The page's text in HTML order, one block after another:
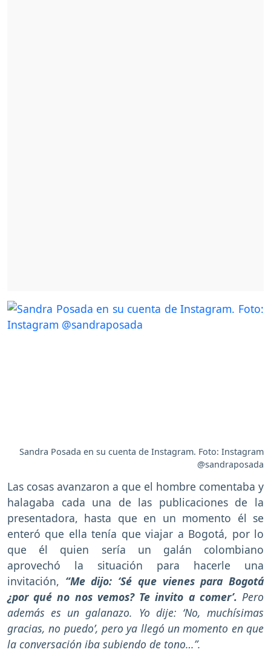
Sandra Posada en su cuenta de Instagram. Foto: Instagram
@sandraposada
Las cosas avanzaron a que el hombre comentaba y
halagaba cada una de las publicaciones de la
presentadora, hasta que en un momento él se
enteró que ella tenía que viajar a Bogotá, por lo
que él quien sería un galán colombiano
aprovechó la situación para hacerle una
invitación, “Me dijo: ‘Sé que vienes para Bogotá
¿por qué no nos vemos? Te invito a comer’. Pero
además es un galanazo. Yo dije: ‘No, muchísimas
gracias, no puedo’, pero ya llegó un momento en que
la conversación iba subiendo de tono…”.